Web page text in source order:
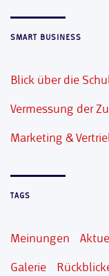
SMART BUSINESS
Blick über die
Vermessung der
Marketing &
TAGS
Meinungen
Galerie